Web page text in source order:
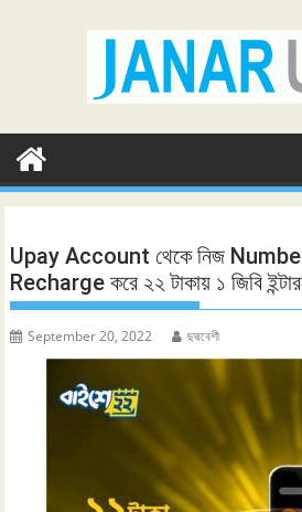
Upay Account থেকে নিজ
Recharge করে ২২ টাকায় ১ জিবি
September 20, 2022 ছদ্মবেশী